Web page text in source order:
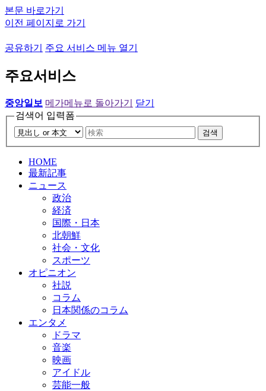
본문 바로가기
이전 페이지로 가기
공유하기 주요 서비스 메뉴 열기
주요서비스
중앙일보 메가메뉴로 돌아가기
닫기
검색어 입력폼
검색
HOME
最新記事
ニュース
政治
経済
国際・日本
北朝鮮
社会・文化
スポーツ
オピニオン
社説
コラム
日本関係のコラム
エンタメ
ドラマ
音楽
映画
アイドル
芸能一般